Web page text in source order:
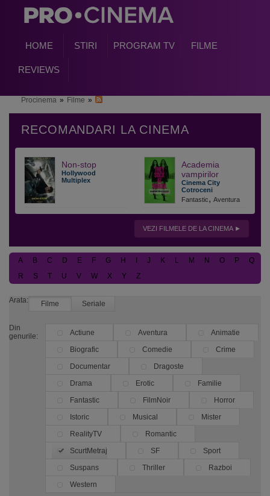
HOME STIRI PROGRAM TV FILME
REVIEWS
Procinema » Filme »
Non-stop
Hollywood
Multiplex
Academia
vampirilor
Cinema City
Cotroceni
Fantastic, Aventura
VEZI FILMELE DE LA CINEMA
A B C D E F G H J K L M N O P
Q
R
S T U V W X Y Z
Arata: Filme Seriale
Din
genurile:
Actiune Aventura
Animatie
Biografic
Comedie
Crime
Documentar
Dragoste
Drama
Erotic
Familie
Fantastic
FilmNoir
Horror
Istoric
Musical
Mister
RealityTV
Romantic
ScurtMetraj
SF
Sport
Suspans
Thriller
Razboi
Western